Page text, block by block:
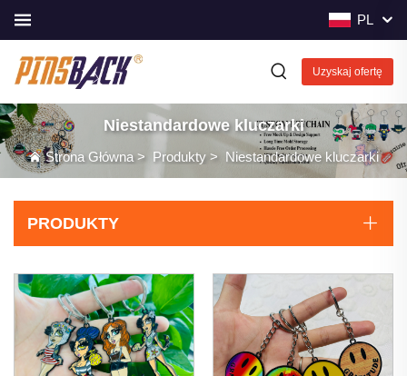
PL
Uzyskaj ofertę
Niestandardowe kluczarki
Strona Główna> Produkty > Niestandardowe kluczarki
PRODUKTY